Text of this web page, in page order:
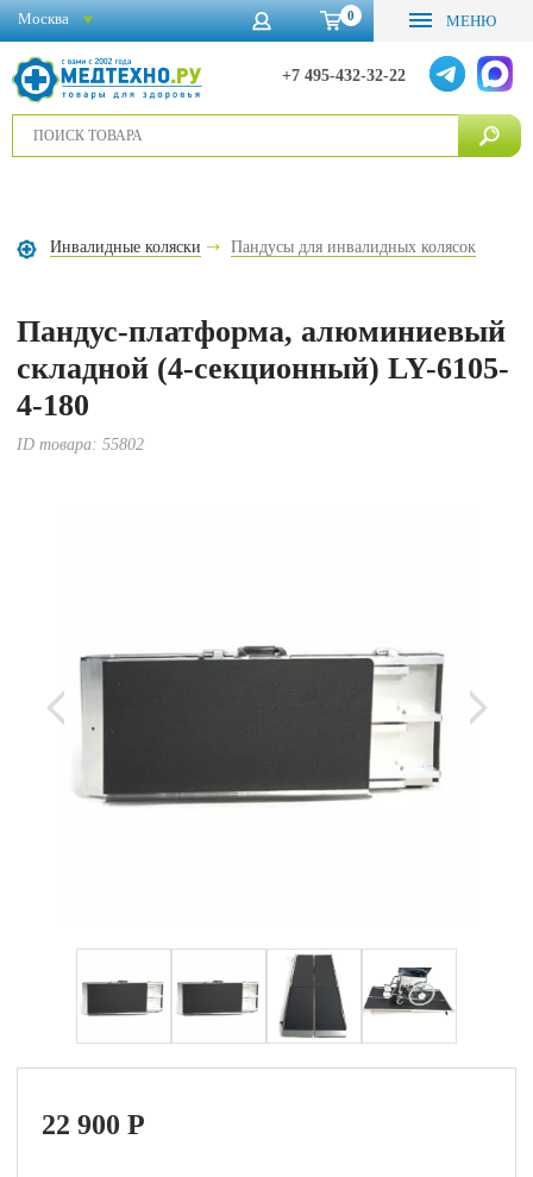
0 МЕНЮ
+7 495-432-32-22
Москва
Инвалидные коляски Пандусы для инвалидных колясок
Пандус-платформа, алюминиевый
складной (4-секционный) LY-6105-
4-180
ID товара:55802
22 900P